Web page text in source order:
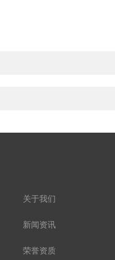
关于我们
新闻资讯
荣誉资质